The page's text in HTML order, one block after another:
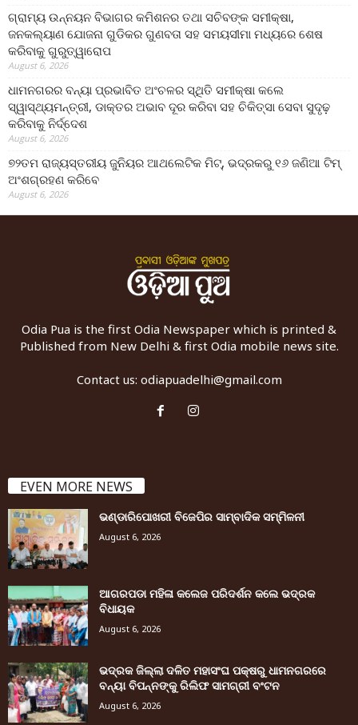
ଗ୍ରାମ୍ୟ ଉନ୍ନୟନ ବିଭାଗର କମିଶନର ତଥା ସଚିବଙ୍କ ସମୀକ୍ଷା,
ଜନକଲ୍ୟାଣ ଯୋଜନା ଗୁଡିକର ଗୁଣବତା ସହ ସମୟସୀମା ମଧ୍ୟରେ ଶେଷ
କରିବାକୁ ଗୁରୁତ୍ୱାରୋପ
August 6, 2026
ଧାମନଗରର ବନ୍ୟା ପ୍ରଭାବିତ ଅଂଚଳର ସ୍ଥିତି ସମୀକ୍ଷା କଲେ
ସ୍ୱାସ୍ଥ୍ୟମନ୍ତ୍ରୀ, ଡାକ୍ତର ଅଭାବ ଦୂର କରିବା ସହ ଚିକିତ୍ସା ସେବା ସୁଦୃଢ଼
କରିବାକୁ ନିର୍ଦ୍ଦେଶ
August 6, 2026
୭୨ତମ ରାଜ୍ୟସ୍ତରୀୟ ଜୁନିୟର ଆଥଲେଟିକ ମିଟ୍‌, ଭଦ୍ରକରୁ ୧୬ ଜଣିଆ ଟିମ୍
ଅଂଶଗ୍ରହଣ କରିବେ
August 6, 2026
Odia Pua is the first Odia Newspaper which is printed &
Published from New Delhi & first Odia mobile news site.
Contact us: odiapuadelhi@gmail.com
EVEN MORE NEWS
ଭଣ୍ଡାରିପୋଖରୀ ବିଜେପିର ସାମ୍ବାଦିକ ସମ୍ମିଳନୀ
August 6, 2026
ଆଗରପଡା ମହିଳା କଲେଜ ପରିଦର୍ଶନ କଲେ ଭଦ୍ରକ
ବିଧାୟକ
August 6, 2026
ଭଦ୍ରକ ଜିଲ୍ଲା ଦଳିତ ମହାସଂଘ ପକ୍ଷରୁ ଧାମନଗରରେ
ବନ୍ୟା ବିପନ୍ନଙ୍କୁ ରିଲିଫ ସାମଗ୍ରୀ ବଂଟନ
August 6, 2026